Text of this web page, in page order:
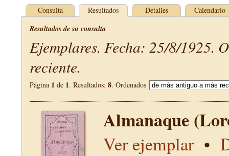
Consulta Resultados Detalles Calendario
Resultados de su consulta
Ejemplares. Fecha: 25/8/1925.
reciente.
Página 1 de 1. Resultados: 8. Ordenados
Almanaque
Ver ejemplar•